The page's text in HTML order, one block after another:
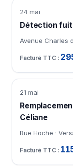
24 mai
Détection
Avenue Charles
21 mai
Céliane
Rue Hoche ·